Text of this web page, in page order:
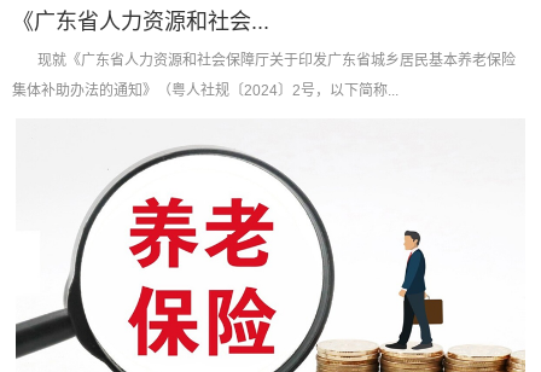
《广东省人力资源和社会...
现就《广东省人力资源和社会保障厅关于印发广东省城乡居民基本养老保险
集体补助办法的通知》（粤人社规〔2024〕2号，以下简称...